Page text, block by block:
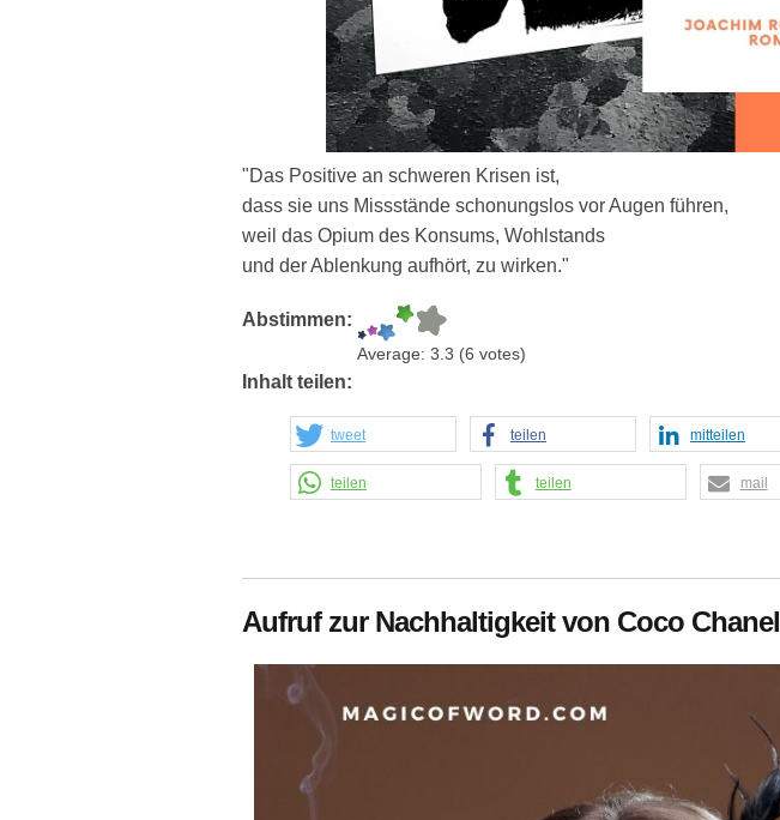
"Das Positive an schweren Krisen ist,
dass sie uns Missstände schonungslos vor Augen führen,
weil das Opium des Konsums, Wohlstands
und der Ablenkung aufhört, zu wirken."
Abstimmen:
Average: 3.3 (6 votes)
Inhalt teilen:
tweet teilen mitteilen
teilen teilen mail
Aufruf zur Nachhaltigkeit von Coco Chanel